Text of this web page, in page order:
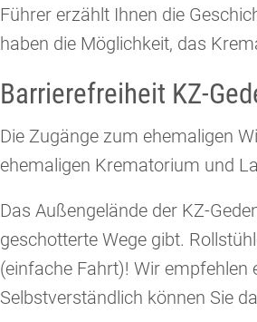
Führer erzählt Ihnen die
haben die Möglichkeit, das
Barrierefreiheit KZ-
Die Zugänge zum ehemaligen
ehemaligen Krematorium und
Das Außengelände der KZ-
geschotterte Wege gibt.
(einfache Fahrt)! Wir empfehlen
Selbstverständlich können Sie